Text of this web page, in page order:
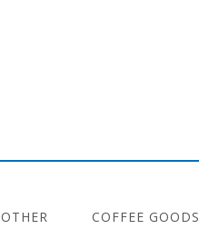
OTHER COFFEE GOODS